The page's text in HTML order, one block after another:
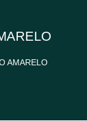
AMARELO